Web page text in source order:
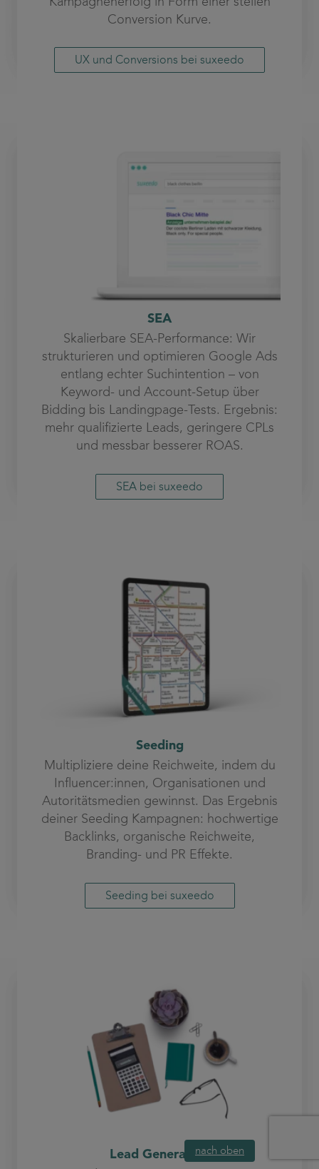
Conversion Kurve.
UX und Conversions bei suxeedo
SEA
Skalierbare SEA-Performance: Wir
strukturieren und optimieren Google Ads
entlang echter Suchintention – von
Keyword- und Account-Setup über
Bidding bis Landingpage-Tests. Ergebnis:
mehr qualifizierte Leads, geringere CPLs
und messbar besserer ROAS.
SEA bei suxeedo
Seeding
Multipliziere deine Reichweite, indem du
Influencer:innen, Organisationen und
Autoritätsmedien gewinnst. Das Ergebnis
deiner Seeding Kampagnen: hochwertige
Backlinks, organische Reichweite,
Branding- und PR Effekte.
Seeding bei suxeedo
Lead Generationnach oben